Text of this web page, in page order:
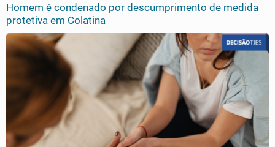
Homem é condenado por descumprimento de medida
protetiva em Colatina